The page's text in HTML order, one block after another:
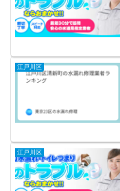
江戸川区
江戸川区